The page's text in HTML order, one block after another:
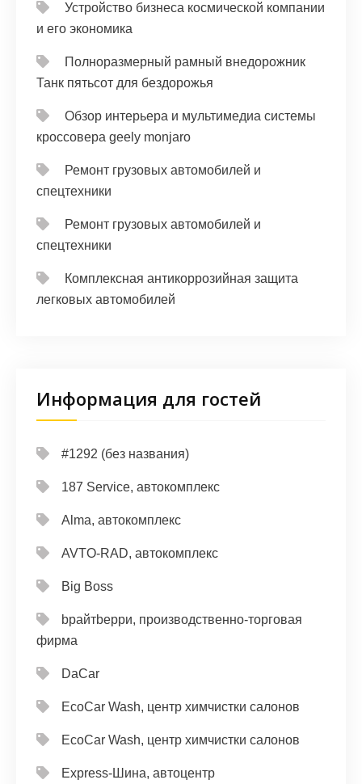
Устройство бизнеса космической компании
и его экономика
Полноразмерный рамный внедорожник
Танк пятьсот для бездорожья
Обзор интерьера и мультимедиа системы
кроссовера geely monjaro
Ремонт грузовых автомобилей и
спецтехники
Ремонт грузовых автомобилей и
спецтехники
Комплексная антикоррозийная защита
легковых автомобилей
Информация для гостей
#1292 (без названия)
187 Service, автокомплекс
Alma, автокомплекс
AVTO-RAD, автокомплекс
Big Boss
bрайтbерри, производственно-торговая
фирма
DaCar
EcoCar Wash, центр химчистки салонов
EcoCar Wash, центр химчистки салонов
Express-Шина, автоцентр